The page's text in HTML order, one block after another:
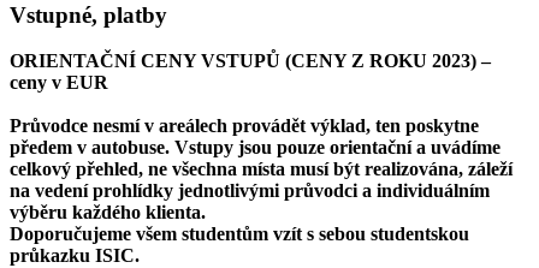
Vstupné, platby
ORIENTAČNÍ CENY VSTUPŮ (CENY Z ROKU 2023) –
ceny v EUR
Průvodce nesmí v areálech provádět výklad, ten poskytne
předem v autobuse. Vstupy jsou pouze orientační a uvádíme
celkový přehled, ne všechna místa musí být realizována, záleží
na vedení prohlídky jednotlivými průvodci a individuálním
výběru každého klienta.
Doporučujeme všem studentům vzít s sebou studentskou
průkazku ISIC.